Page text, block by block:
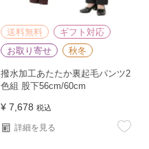
送料無料
ギフト対応
お取り寄せ
秋冬
撥水加工あたたか裏起毛パンツ2
色組 股下56cm/60cm
¥ 7,678 税込
詳細を見る